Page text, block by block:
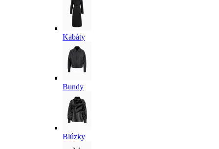
Kabáty
Bundy
Blúzky